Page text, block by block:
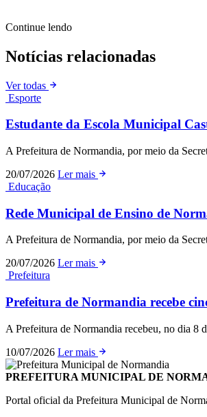
Continue lendo
Notícias relacionadas
Ver todas
Esporte
Estudante da Escola Municipal
A Prefeitura de Normandia, por meio da
20/07/2026 Ler mais
Educação
Rede Municipal de Ensino de
A Prefeitura de Normandia, por meio da
20/07/2026 Ler mais
Prefeitura
Prefeitura de Normandia recebe
A Prefeitura de Normandia recebeu, no dia
10/07/2026 Ler mais
PREFEITURA MUNICIPAL DE
Portal oficial da Prefeitura Municipal de